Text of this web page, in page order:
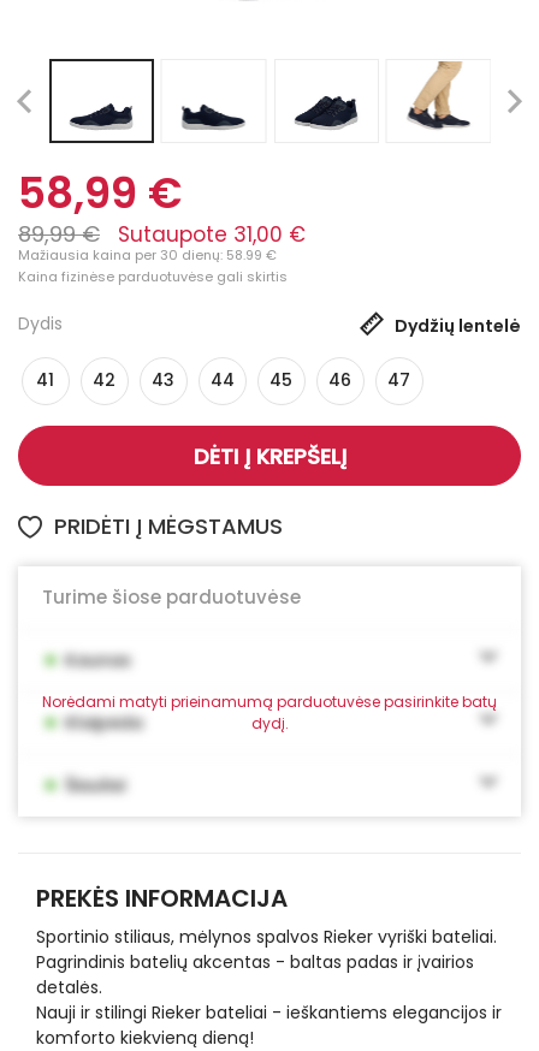
58,99 €
89,99 € Sutaupote 31,00 €
Mažiausia kaina per 30 dienų: 58.99 €
Kaina fizinėse parduotuvėse gali skirtis
Dydis Dydžių lentelė
41 42 43 44 45 46 47
DĖTI Į KREPŠELĮ
PRIDĖTI Į MĖGSTAMUS
Turime šiose parduotuvėse
Norėdami matyti prieinamumą parduotuvėse pasirinkite batų
dydį.
• Kaunas
• Klaipėda
• Šiauliai
PREKĖS INFORMACIJA
Sportinio stiliaus, mėlynos spalvos Rieker vyriški bateliai.
Pagrindinis batelių akcentas - baltas padas ir įvairios
detalės.
Nauji ir stilingi Rieker bateliai - ieškantiems elegancijos ir
komforto kiekvieną dieną!